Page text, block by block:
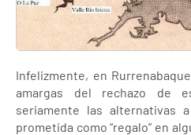
Infelizmente, en
amargas del rechazo de
seriamente las alternativas
prometida como “regalo” en